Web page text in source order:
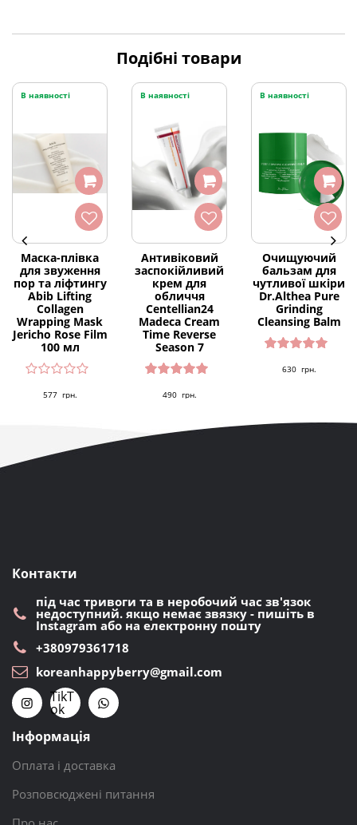
Подібні товари
В наявності
Маска-плівка
для звуження
пор та ліфтингу
Abib Lifting
Collagen
Wrapping Mask
Jericho Rose Film
100 мл
577 грн.
В наявності
Антивіковий
заспокійливий
крем для
обличчя
Centellian24
Madeca Cream
Time Reverse
Season 7
5.00з 5
490 грн.
В наявності
Очищуючий
бальзам для
чутливої шкіри
Dr.Althea Pure
Grinding
Cleansing Balm
5.00з 5
630 грн.
Контакти
під час тривоги та в неробочий час зв'язок
недоступний. якщо немає звязку - пишіть в
Instagram або на електронну пошту
+380979361718
koreanhappyberry@gmail.com
TikT
ok
Інформація
Оплата і доставка
Розповсюджені питання